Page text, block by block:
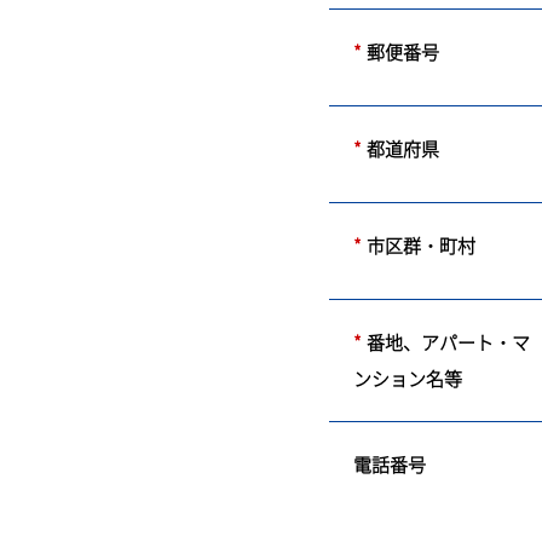
* 郵便番号
* 都道府県
* 市区群・町村
* 番地、アパート・マ
ンション名等
電話番号